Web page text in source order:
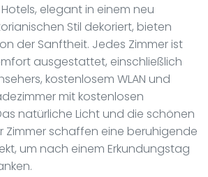
Hotels, elegant in einem neu
Stil dekoriert, bieten
der Sanftheit. Jedes Zimmer ist
ausgestattet, einschließlich
kostenlosem WLAN und
mit kostenlosen
natürliche Licht und die schönen
Zimmer schaffen eine beruhigende
um nach einem Erkundungstag